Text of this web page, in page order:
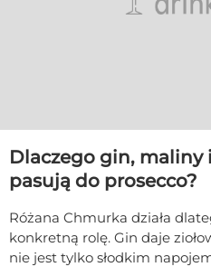
Dlaczego gin, maliny
pasują do prosecco?
Różana Chmurka działa
konkretną rolę. Gin daje
nie jest tylko słodkim